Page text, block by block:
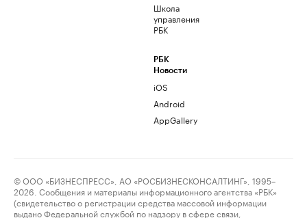
Школа
управления
РБК
РБК
Новости
iOS
Android
AppGallery
© ООО «БИЗНЕСПРЕСС», АО «РОСБИЗНЕСКОНСАЛТИНГ», 1995–
2026. Сообщения и материалы информационного агентства «РБК»
(свидетельство о регистрации средства массовой информации
выдано Федеральной службой по надзору в сфере связи,